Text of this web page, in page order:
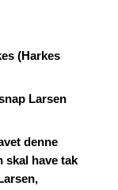
(Harkes
Larsen
denne
skal have tak